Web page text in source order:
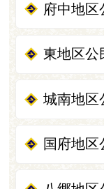
府中地区
東地区公
城南地区
国府地区